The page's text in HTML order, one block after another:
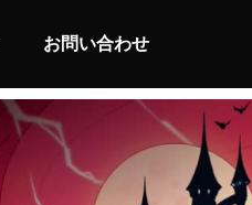
お問い合わせ